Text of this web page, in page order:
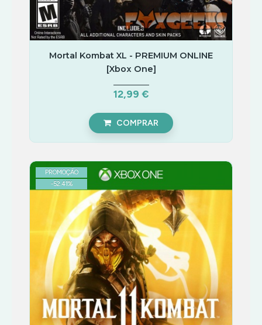
Mortal Kombat XL - PREMIUM ONLINE
[Xbox One]
12,99 €
COMPRAR
PROMOÇÃO
-52.41%